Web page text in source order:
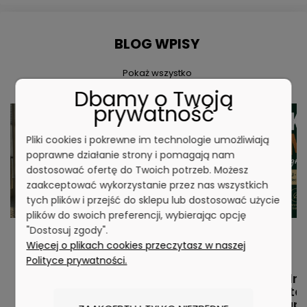
BLOG WPISY
Pokaż wszystko
Dbamy o Twoją
prywatność
Pliki cookies i pokrewne im technologie umożliwiają
poprawne działanie strony i pomagają nam
dostosować ofertę do Twoich potrzeb. Możesz
zaakceptować wykorzystanie przez nas wszystkich
tych plików i przejść do sklepu lub dostosować użycie
plików do swoich preferencji, wybierając opcję
"Dostosuj zgody".
Więcej o plikach cookies przeczytasz w naszej
Polityce prywatności.